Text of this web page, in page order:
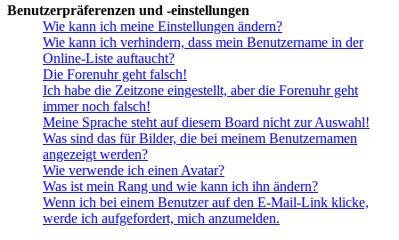
Benutzerpräferenzen und -einstellungen
Wie kann ich meine Einstellungen ändern?
Wie kann ich verhindern, dass mein Benutzername in der
Online-Liste auftaucht?
Die Forenuhr geht falsch!
Ich habe die Zeitzone eingestellt, aber die Forenuhr geht
immer noch falsch!
Meine Sprache steht auf diesem Board nicht zur Auswahl!
Was sind das für Bilder, die bei meinem Benutzernamen
angezeigt werden?
Wie verwende ich einen Avatar?
Was ist mein Rang und wie kann ich ihn ändern?
Wenn ich bei einem Benutzer auf den E-Mail-Link klicke,
werde ich aufgefordert, mich anzumelden.